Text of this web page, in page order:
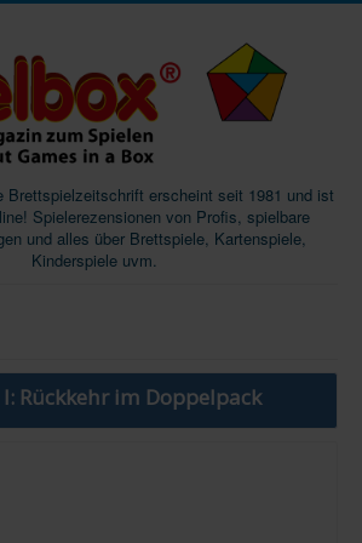
Brettspielzeitschrift erscheint seit 1981 und ist
Spielerezensionen von Profis, spielbare
und alles über Brettspiele, Kartenspiele,
Kinderspiele uvm.
Rückkehr im Doppelpack